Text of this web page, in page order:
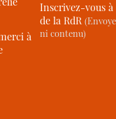
à
Inscrivez-vous
de la RdR
ni contenu)